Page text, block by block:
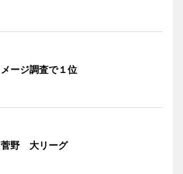
ージ調査で１位
菅野 大リーグ